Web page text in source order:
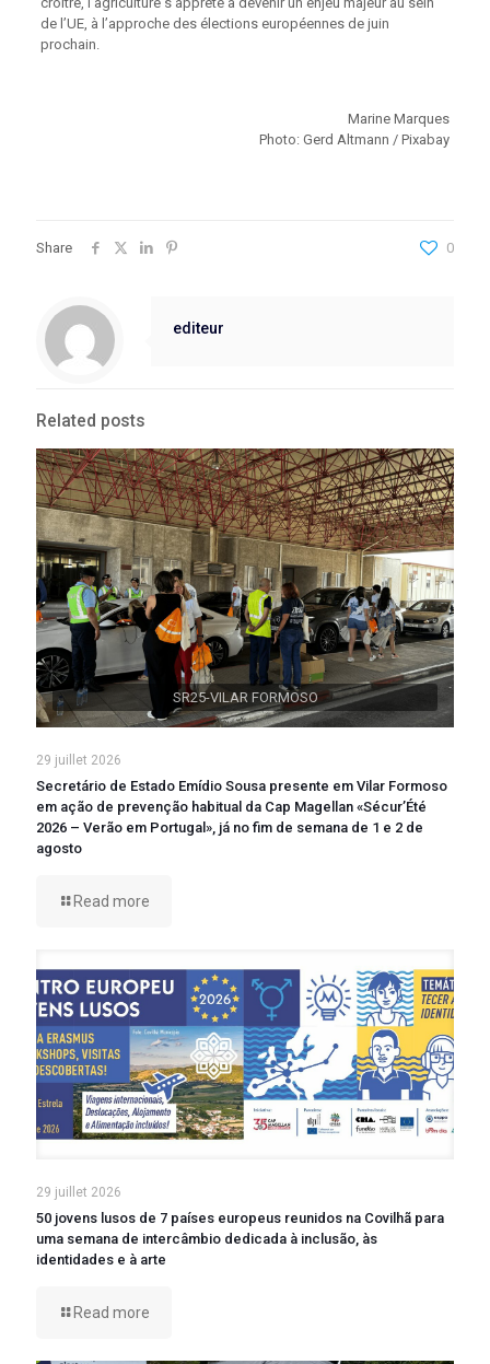
de l’UE, à l’approche des élections européennes de juin
prochain.
Marine Marques
Photo: Gerd Altmann / Pixabay
Share 0
editeur
Related posts
SR25-VILAR FORMOSO
29 juillet 2026
Secretário de Estado Emídio Sousa presente em Vilar Formoso
em ação de prevenção habitual da Cap Magellan «Sécur’Été
2026 – Verão em Portugal», já no fim de semana de 1 e 2 de
agosto
Read more
29 juillet 2026
50 jovens lusos de 7 países europeus reunidos na Covilhã para
uma semana de intercâmbio dedicada à inclusão, às
identidades e à arte
Read more